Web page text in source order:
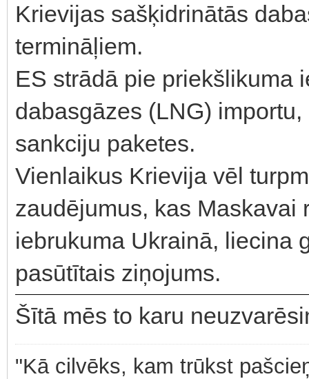
Krievijas sašķidrinātās
termināļiem.
ES strādā pie priekšlikuma
dabasgāzes (LNG)
sankciju paketes.
Vienlaikus Krievija vēl
zaudējumus, kas Maskavai
iebrukuma Ukrainā, liecina
pasūtītais ziņojums.
Šītā mēs to karu
"Kā cilvēks, kam trūkst